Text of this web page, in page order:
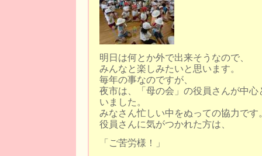
明日は何とか外で出来そうなので、
みんなと楽しみたいと思います。
毎年の事なのですが、
夜市は、「母の会」の役員さんが中
いました。
みなさん忙しい中をぬっての協力です
役員さんに気がつかれた方は、
「ご苦労様！」